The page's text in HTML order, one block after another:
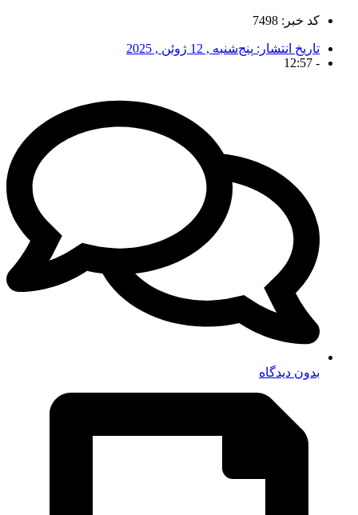
کد خبر: 7498
تاریخ انتشار: پنج‌شنبه , 12 ژوئن , 2025
-
12:57
بدون دیدگاه